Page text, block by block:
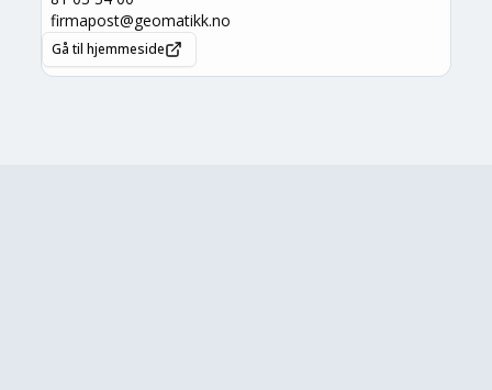
firmapost@geomatikk.no
Gå til hjemmeside